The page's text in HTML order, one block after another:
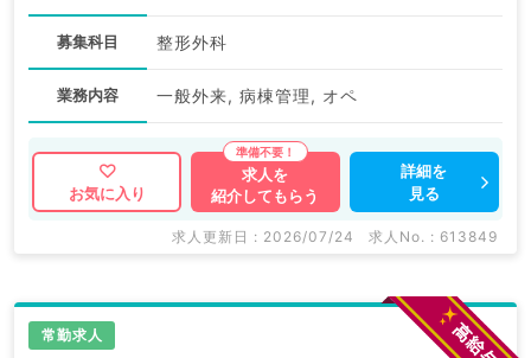
募集科目 整形外科
業務内容 一般外来, 病棟管理, オペ
お気に入り
求人を
紹介してもらう
詳細を
見る
求人更新日 : 2026/07/24 求人No. : 613849
常勤求人